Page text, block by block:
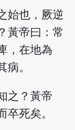
始也，厥逆
黃帝曰：常
，在地為
病。
之？黃帝
卒死矣。